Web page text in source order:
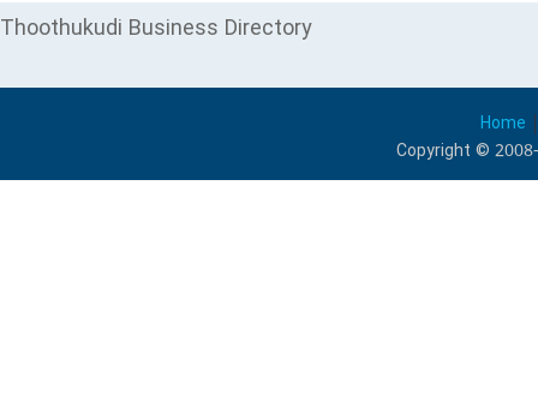
Thoothukudi Business Directory
Home
Copyright ©